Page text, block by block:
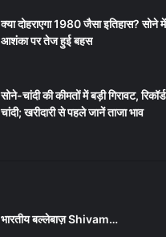
क्या दोहराएगा 1980 जैसा इतिहास? सोने
आशंका पर तेज हुई बहस
सोने-चांदी की कीमतों में बड़ी गिरावट,
चांदी; खरीदारी से पहले जानें ताजा भाव
भारतीय बल्लेबाज़ Shivam…